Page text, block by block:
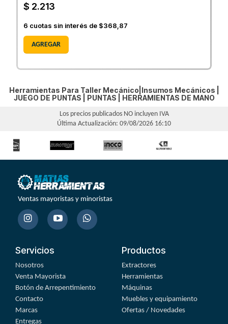
$ 2.213
6 cuotas sin interés de $368,87
AGREGAR
Herramientas Para Taller Mecánico|Insumos Mecánicos |
JUEGO DE PUNTAS
PUNTAS HERRAMIENTAS DE MANO
Los precios publicados NO incluyen IVA
Última Actualización: 09/08/2026 16:10
Ventas mayoristas y minoristas
Servicios
Nosotros
Venta Mayorista
Botón de Arrepentimiento
Contacto
Marcas
Entregas
Productos
Extractores
Herramientas
Máquinas
Muebles y equipamiento
Ofertas / Novedades